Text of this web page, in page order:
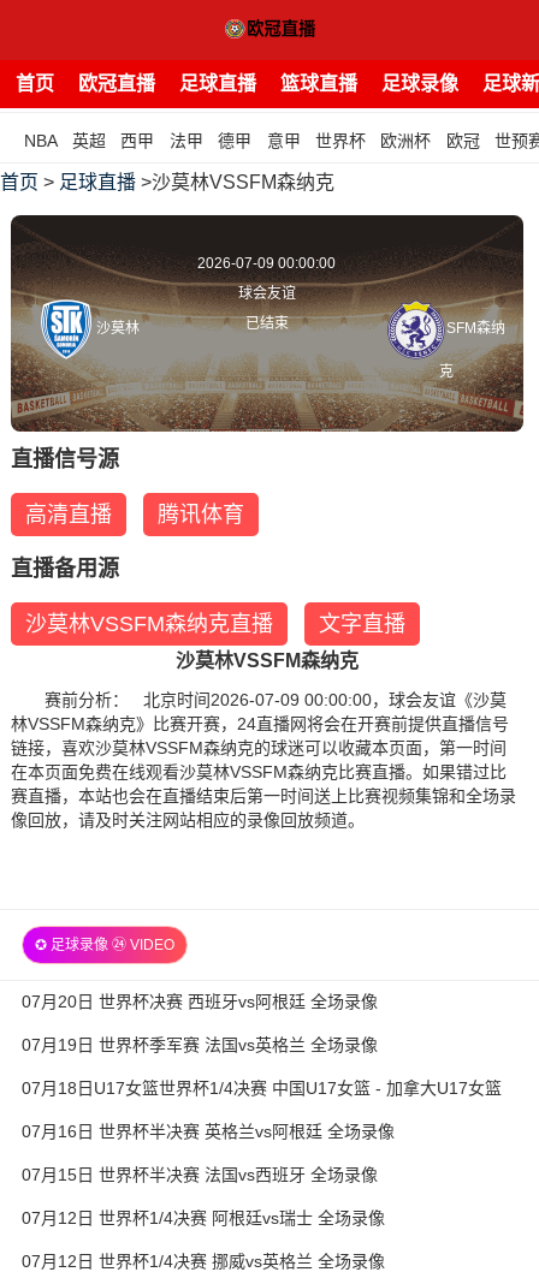
首页 欧冠直播 足球直播 篮球直播 足球录像 足球
NBA 英超 西甲 法甲 德甲 意甲 世界杯 欧洲杯 欧冠 世预
首页 > 足球直播 >沙莫林VSSFM森纳克
沙莫林
2026-07-09 00:00:00
球会友谊
已结束
SFM森纳
克
直播信号源
高清直播 腾讯体育
直播备用源
沙莫林VSSFM森纳克直播 文字直播
沙莫林VSSFM森纳克
赛前分析： 北京时间2026-07-09 00:00:00，球会友谊《沙莫
林VSSFM森纳克》比赛开赛，24直播网将会在开赛前提供直播信号
链接，喜欢沙莫林VSSFM森纳克的球迷可以收藏本页面，第一时间
在本页面免费在线观看沙莫林VSSFM森纳克比赛直播。如果错过比
赛直播，本站也会在直播结束后第一时间送上比赛视频集锦和全场录
像回放，请及时关注网站相应的录像回放频道。
✪ 足球录像 ㉔ VIDEO
07月20日 世界杯决赛 西班牙vs阿根廷 全场录像
07月19日 世界杯季军赛 法国vs英格兰 全场录像
07月18日U17女篮世界杯1/4决赛 中国U17女篮 - 加拿大U17女篮
录像
07月16日 世界杯半决赛 英格兰vs阿根廷 全场录像
07月15日 世界杯半决赛 法国vs西班牙 全场录像
07月12日 世界杯1/4决赛 阿根廷vs瑞士 全场录像
07月12日 世界杯1/4决赛 挪威vs英格兰 全场录像